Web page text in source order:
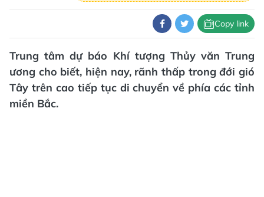
Copy link
Trung tâm dự báo Khí tượng Thủy văn Trung
ương cho biết, hiện nay, rãnh thấp trong đới gió
Tây trên cao tiếp tục di chuyển về phía các tỉnh
miền Bắc.